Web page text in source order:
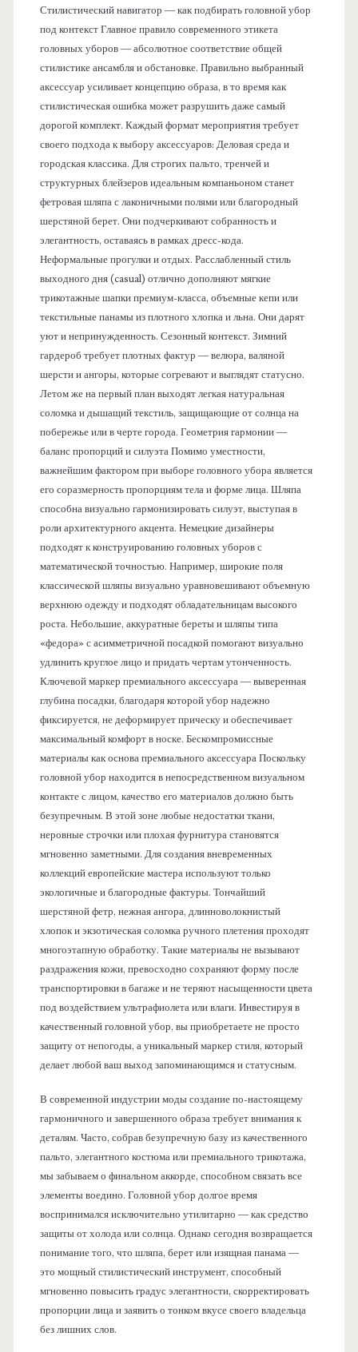
Стилистический навигатор — как подбирать головной убор
под контекст Главное правило современного этикета
головных уборов — абсолютное соответствие общей
стилистике ансамбля и обстановке. Правильно выбранный
аксессуар усиливает концепцию образа, в то время как
стилистическая ошибка может разрушить даже самый
дорогой комплект. Каждый формат мероприятия требует
своего подхода к выбору аксессуаров: Деловая среда и
городская классика. Для строгих пальто, тренчей и
структурных блейзеров идеальным компаньоном станет
фетровая шляпа с лаконичными полями или благородный
шерстяной берет. Они подчеркивают собранность и
элегантность, оставаясь в рамках дресс-кода.
Неформальные прогулки и отдых. Расслабленный стиль
выходного дня (casual) отлично дополняют мягкие
трикотажные шапки премиум-класса, объемные кепи или
текстильные панамы из плотного хлопка и льна. Они дарят
уют и непринужденность. Сезонный контекст. Зимний
гардероб требует плотных фактур — велюра, валяной
шерсти и ангоры, которые согревают и выглядят статусно.
Летом же на первый план выходят легкая натуральная
соломка и дышащий текстиль, защищающие от солнца на
побережье или в черте города. Геометрия гармонии —
баланс пропорций и силуэта Помимо уместности,
важнейшим фактором при выборе головного убора является
его соразмерность пропорциям тела и форме лица. Шляпа
способна визуально гармонизировать силуэт, выступая в
роли архитектурного акцента. Немецкие дизайнеры
подходят к конструированию головных уборов с
математической точностью. Например, широкие поля
классической шляпы визуально уравновешивают объемную
верхнюю одежду и подходят обладательницам высокого
роста. Небольшие, аккуратные береты и шляпы типа
«федора» с асимметричной посадкой помогают визуально
удлинить круглое лицо и придать чертам утонченность.
Ключевой маркер премиального аксессуара — выверенная
глубина посадки, благодаря которой убор надежно
фиксируется, не деформирует прическу и обеспечивает
максимальный комфорт в носке. Бескомпромиссные
материалы как основа премиального аксессуара Поскольку
головной убор находится в непосредственном визуальном
контакте с лицом, качество его материалов должно быть
безупречным. В этой зоне любые недостатки ткани,
неровные строчки или плохая фурнитура становятся
мгновенно заметными. Для создания вневременных
коллекций европейские мастера используют только
экологичные и благородные фактуры. Тончайший
шерстяной фетр, нежная ангора, длинноволокнистый
хлопок и экзотическая соломка ручного плетения проходят
многоэтапную обработку. Такие материалы не вызывают
раздражения кожи, превосходно сохраняют форму после
транспортировки в багаже и не теряют насыщенности цвета
под воздействием ультрафиолета или влаги. Инвестируя в
качественный головной убор, вы приобретаете не просто
защиту от непогоды, а уникальный маркер стиля, который
делает любой ваш выход запоминающимся и статусным.
В современной индустрии моды создание по-настоящему
гармоничного и завершенного образа требует внимания к
деталям. Часто, собрав безупречную базу из качественного
пальто, элегантного костюма или премиального трикотажа,
мы забываем о финальном аккорде, способном связать все
элементы воедино. Головной убор долгое время
воспринимался исключительно утилитарно — как средство
защиты от холода или солнца. Однако сегодня возвращается
понимание того, что шляпа, берет или изящная панама —
это мощный стилистический инструмент, способный
мгновенно повысить градус элегантности, скорректировать
пропорции лица и заявить о тонком вкусе своего владельца
без лишних слов.